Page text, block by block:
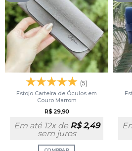
(5)
Estojo Carteira de Óculos em
Couro Marrom
R$29,90
Em até 12x de R$2,49
sem juros